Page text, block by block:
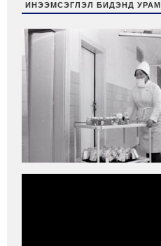
ИНЭЭМСЭГЛЭЛ БИДЭНД УРАМ